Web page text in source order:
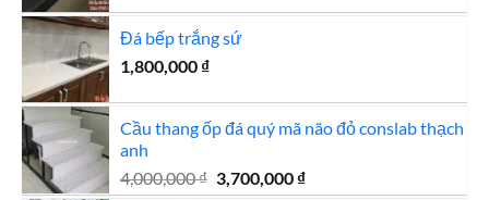
Đá bếp trắng sứ
1,800,000 ₫
Cầu thang ốp đá quý mã não đỏ conslab thạch
anh
4,000,000₫ Giá
3,700,000 ₫Giá